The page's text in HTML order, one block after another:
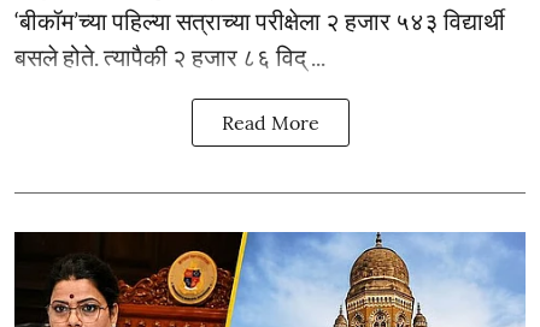
‘बीकॉम’च्या पहिल्या सत्राच्या परीक्षेला २ हजार ५४३ विद्यार्थी
बसले होते. त्यापैकी २ हजार ८६ विद् ...
Read More